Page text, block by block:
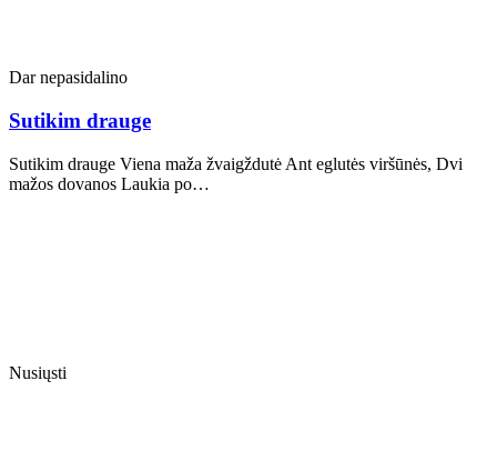
Dar nepasidalino
Sutikim drauge
Sutikim drauge Viena maža žvaigždutė Ant eglutės viršūnės, Dvi
mažos dovanos Laukia po…
Nusiųsti